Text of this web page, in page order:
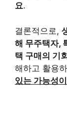
요.
결론적으로,
해 무주택자,
택 구매의 기
해하고 활용
있는 가능성